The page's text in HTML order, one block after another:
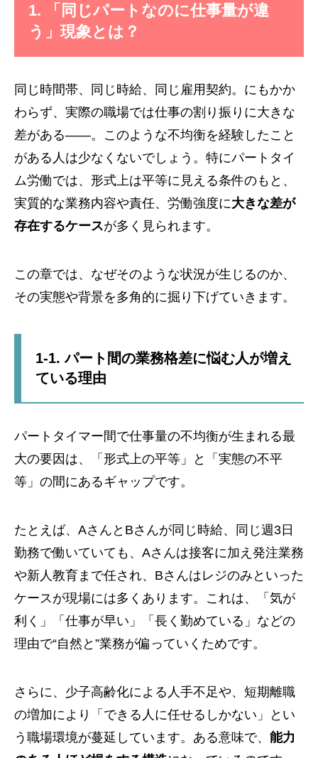
1. 「同じパートなのに仕事量が違
う」現象とは？
同じ時間帯、同じ時給、同じ雇用契約。にもかか
わらず、実際の職場では仕事の割り振りに大きな
差がある——。このような不均衡を経験したこと
がある人は少なくないでしょう。特にパートタイ
ム労働では、形式上は平等に見える条件のもと、
実質的な業務内容や責任、労働強度に大きな差が
存在するケースが多く見られます。
この章では、なぜそのような状況が生じるのか、
その実態や背景を多角的に掘り下げていきます。
1-1. パート間の業務格差に悩む人が増え
ている理由
パートタイマー間で仕事量の不均衡が生まれる最
大の要因は、「形式上の平等」と「実態の不平
等」の間にあるギャップです。
たとえば、AさんとBさんが同じ時給、同じ週3日
勤務で働いていても、Aさんは接客に加え発注業務
や新人教育まで任され、Bさんはレジのみといった
ケースが現場には多くあります。これは、「気が
利く」「仕事が早い」「長く勤めている」などの
理由で“自然と”業務が偏っていくためです。
さらに、少子高齢化による人手不足や、短期離職
の増加により「できる人に任せるしかない」とい
う職場環境が蔓延しています。ある意味で、 能力